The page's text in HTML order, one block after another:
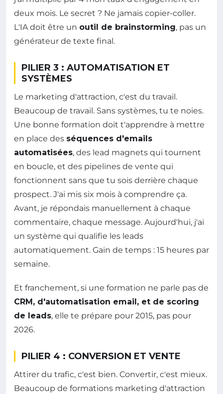
deux mois. Le secret ? Ne jamais copier-coller.
L'IA doit être un outil de brainstorming, pas un
générateur de texte final.
PILIER 3 : AUTOMATISATION ET
SYSTÈMES
Le marketing d'attraction, c'est du travail.
Beaucoup de travail. Sans systèmes, tu te noies.
Une bonne formation doit t'apprendre à mettre
en place des séquences d'emails
automatisées, des lead magnets qui tournent
en boucle, et des pipelines de vente qui
fonctionnent sans que tu sois derrière chaque
prospect. J'ai mis six mois à comprendre ça.
Avant, je répondais manuellement à chaque
commentaire, chaque message. Aujourd'hui, j'ai
un système qui qualifie les leads
automatiquement. Gain de temps : 15 heures par
semaine.
Et franchement, si une formation ne parle pas de
CRM, d'automatisation email, et de scoring
de leads, elle te prépare pour 2015, pas pour
2026.
PILIER 4 : CONVERSION ET VENTE
Attirer du trafic, c'est bien. Convertir, c'est mieux.
Beaucoup de formations marketing d'attraction